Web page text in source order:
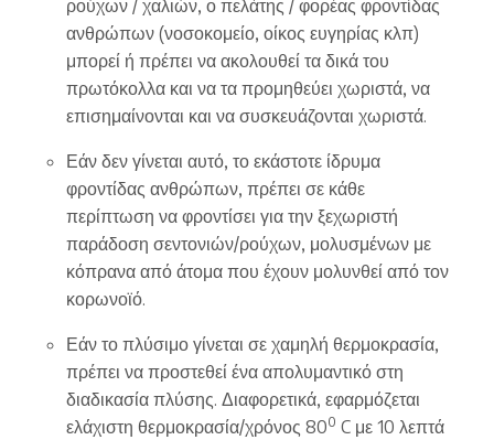
ρούχων / χαλιών, ο πελάτης / φορέας φροντίδας
ανθρώπων (νοσοκομείο, οίκος ευγηρίας κλπ)
μπορεί ή πρέπει να ακολουθεί τα δικά του
πρωτόκολλα και να τα προμηθεύει χωριστά, να
επισημαίνονται και να συσκευάζονται χωριστά.
Εάν δεν γίνεται αυτό, το εκάστοτε ίδρυμα
φροντίδας ανθρώπων, πρέπει σε κάθε
περίπτωση να φροντίσει για την ξεχωριστή
παράδοση σεντονιών/ρούχων, μολυσμένων με
κόπρανα από άτομα που έχουν μολυνθεί από τον
κορωνοϊό.
Εάν το πλύσιμο γίνεται σε χαμηλή θερμοκρασία,
πρέπει να προστεθεί ένα απολυμαντικό στη
διαδικασία πλύσης. Διαφορετικά, εφαρμόζεται
ελάχιστη θερμοκρασία/χρόνος 800 C με 10 λεπτά